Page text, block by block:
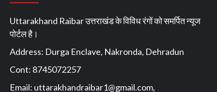
Uttarakhand Raibar उत्तराखंड के विविध रंगों को समर्पित न्यूज
पोर्टल है।
Address: Durga Enclave, Nakronda, Dehradun
Cont: 8745072257
Email: uttarakhandraibar1@gmail.com,